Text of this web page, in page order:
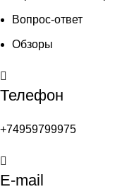
Вопрос-ответ
Обзоры
Телефон
+74959799975
E-mail